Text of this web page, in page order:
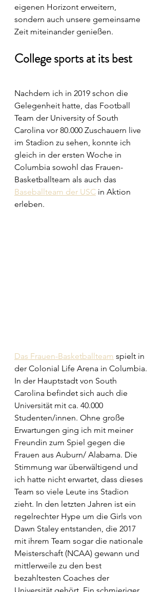
eigenen Horizont erweitern,
sondern auch unsere gemeinsame
Zeit miteinander genießen.
College sports at its best
Nachdem ich in 2019 schon die
Gelegenheit hatte, das Football
Team der University of South
Carolina vor 80.000 Zuschauern live
im Stadion zu sehen, konnte ich
gleich in der ersten Woche in
Columbia sowohl das Frauen-
Basketballteam als auch das
Baseballteam der USC in Aktion
erleben.
Das Frauen-Basketballteam spielt in
der Colonial Life Arena in Columbia.
In der Hauptstadt von South
Carolina befindet sich auch die
Universität mit ca. 40.000
Studenten/innen. Ohne große
Erwartungen ging ich mit meiner
Freundin zum Spiel gegen die
Frauen aus Auburn/ Alabama. Die
Stimmung war überwältigend und
ich hatte nicht erwartet, dass dieses
Team so viele Leute ins Stadion
zieht. In den letzten Jahren ist ein
regelrechter Hype um die Girls von
Dawn Staley entstanden, die 2017
mit ihrem Team sogar die nationale
Meisterschaft (NCAA) gewann und
mittlerweile zu den best
bezahltesten Coaches der